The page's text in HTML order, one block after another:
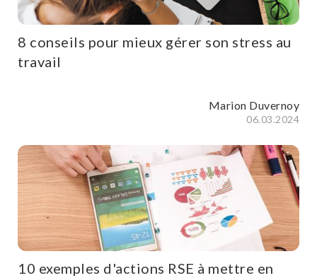
8 conseils pour mieux gérer son stress au
travail
Marion Duvernoy
06.03.2024
10 exemples d'actions RSE à mettre en